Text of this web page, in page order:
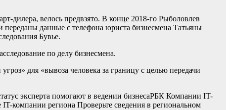
дилера, велось предвзято. В конце 2018-го Рыболовлев
данные с телефона юриста бизнесмена Татьяны
Бувье.
по делу бизнесмена.
для «вывоза человека за границу с целью передачи
эксперта помогают в ведении бизнесаРБК Компании IT-
компании региона Проверьте сведения в региональном